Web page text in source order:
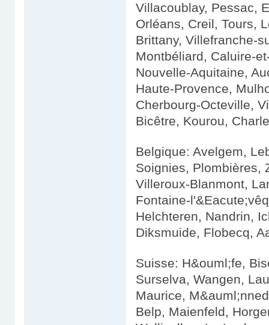
Villacoublay, Pessac,
Orléans, Creil, Tours,
Brittany, Villefranche-
Montbéliard, Caluire-
Nouvelle-Aquitaine,
Haute-Provence,
Cherbourg-Octeville,
Bicêtre, Kourou,
Belgique: Avelgem,
Soignies, Plombières,
Villeroux-Blanmont,
Fontaine-
Helchteren, Nandrin,
Diksmuide, Flobecq,
Suisse: H&ouml;fe,
Surselva, Wangen,
Maurice,
Belp, Maienfeld,